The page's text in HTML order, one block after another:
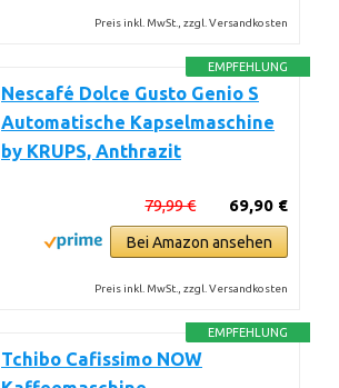
Preis inkl. MwSt., zzgl. Versandkosten
EMPFEHLUNG
Nescafé Dolce Gusto Genio S
Automatische Kapselmaschine
by KRUPS, Anthrazit
69,90 €
79,99 €
Bei Amazon ansehen
Preis inkl. MwSt., zzgl. Versandkosten
EMPFEHLUNG
Tchibo Cafissimo NOW